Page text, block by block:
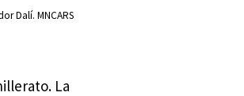
Dalí. MNCARS
La